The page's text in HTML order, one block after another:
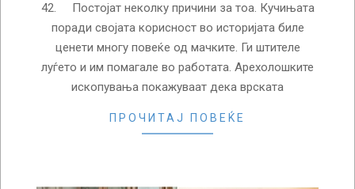
42. Постојат неколку причини за тоа. Кучињата
поради својата корисност во историјата биле
ценети многу повеќе од мачките. Ги штителе
луѓето и им помагале во работата. Арехолошките
ископувања покажуваат дека врската
ПРОЧИТАЈ ПОВЕЌЕ